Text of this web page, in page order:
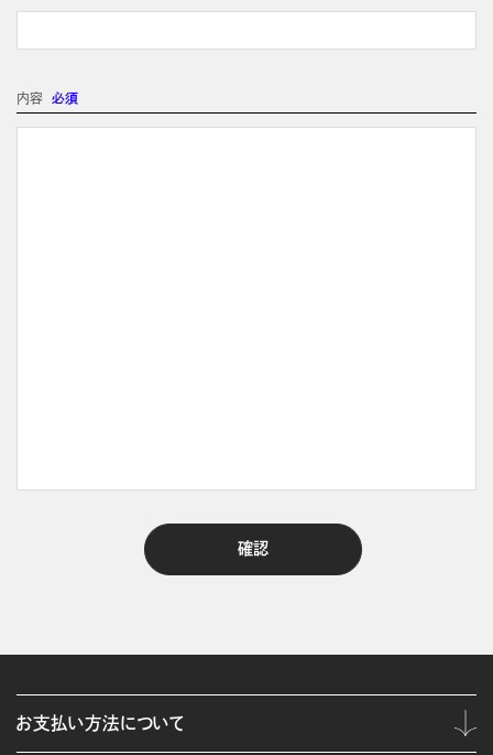
内容 必須
お支払い方法について